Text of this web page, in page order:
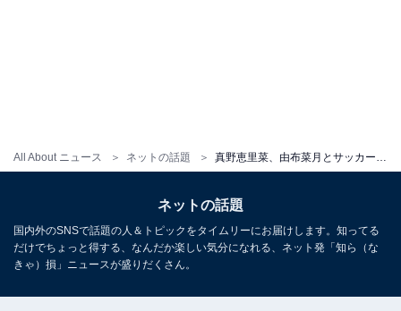
All About ニュース ネットの話題
ネットの話題
国内外のSNSで話題の人＆トピックをタイムリーにお届けします。知ってる
だけでちょっと得する、なんだか楽しい気分になれる、ネット発「知ら（な
きゃ）損」ニュースが盛りだくさん。